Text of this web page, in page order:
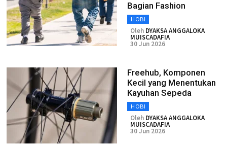
Bagian Fashion
HOBI
Oleh DYAKSA ANGGALOKA
MUISCADAFIA
30 Jun 2026
Freehub, Komponen
Kecil yang Menentukan
Kayuhan Sepeda
HOBI
Oleh DYAKSA ANGGALOKA
MUISCADAFIA
30 Jun 2026